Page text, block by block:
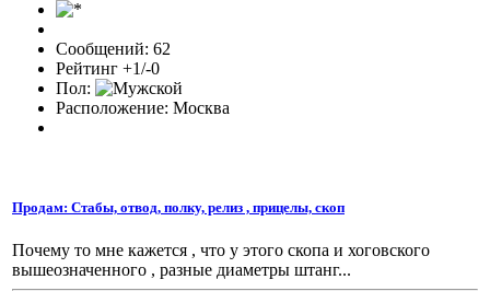
Сообщений: 62
Рейтинг +1/-0
Пол:
Расположение: Москва
Продам: Стабы, отвод, полку, релиз , прицелы, скоп
Почему то мне кажется , что у этого скопа и хоговского
вышеозначенного , разные диаметры штанг...